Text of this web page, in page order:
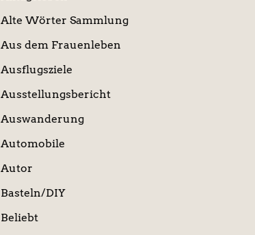
Alte Wörter Sammlung
Aus dem Frauenleben
Ausflugsziele
Ausstellungsbericht
Auswanderung
Automobile
Autor
Basteln/DIY
Beliebt